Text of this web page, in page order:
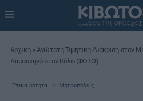
Αρχική » Ανώτατη Τιμητική Διάκριση στον
Δαμασκηνό στον Βόλο (ΦΩΤΟ)
Επικαιρότητα Μητροπόλεις